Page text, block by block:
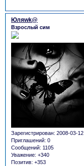
Юляwk@
Взрослый сим
Зарегистрирован: 2008-03-12
Приглашений: 0
Сообщений: 1105
Уважение: +340
Позитив: +353